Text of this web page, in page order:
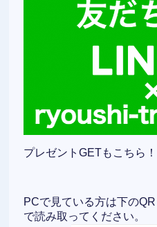
プレゼントGETもこちら！
PCで見ている方は下の
で読み取ってください。